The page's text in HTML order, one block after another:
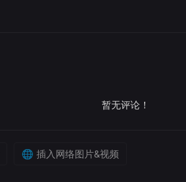
暂无评论！
🌐 插入网络图片&视频